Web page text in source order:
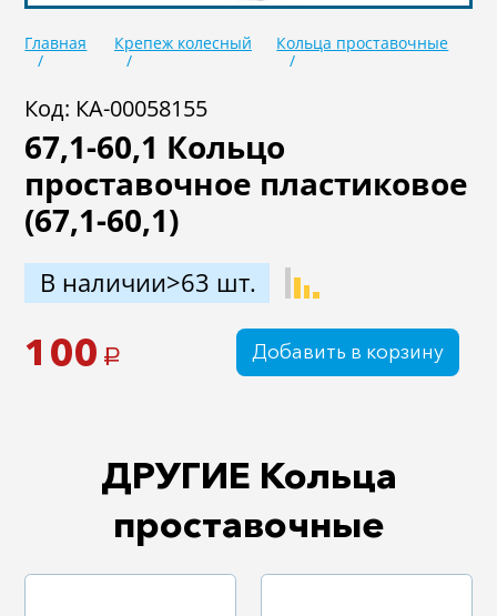
Масла
Иномарки
Садовая техника
Лодки и моторы
Активный отдых
Электроинструмент
и оснастка
Главная Крепеж колесный Кольца проставочные
Код: КА-00058155
67,1-60,1 Кольцо
проставочное пластиковое
(67,1-60,1)
В наличии>63 шт.
100 a Добавить в корзину
ДРУГИЕ Кольца
проставочные